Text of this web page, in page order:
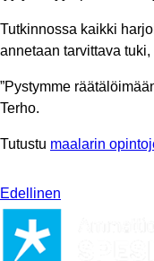
Tutkinnossa kaikki
annetaan tarvittava
”Pystymme
Terho.
Tutustu maalarin
Edellinen